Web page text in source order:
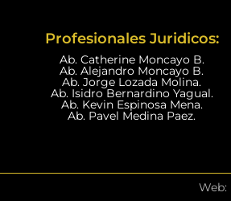
Profesionales Juridicos:
Ab. Catherine Moncayo B.
Ab. Alejandro Moncayo B.
Ab. Jorge Lozada Molina.
Ab. Isidro Bernardino Yagual.
Ab. Kevin Espinosa Mena.
Ab. Pavel Medina Paez.